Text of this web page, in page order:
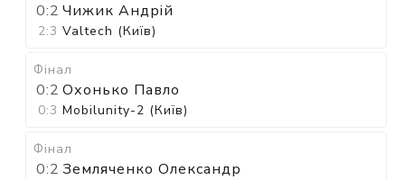
0:2 Чижик Андрій
2:3 Valtech (Київ)
Фінал
0:2 Охонько Павло
0:3 Mobilunity-2 (Київ)
Фінал
0:2 Земляченко Олександр